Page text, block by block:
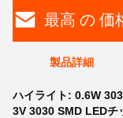
最高 の 価
製品詳細
ハイライト: 0.6W
3V 3030 SMD LEDチ